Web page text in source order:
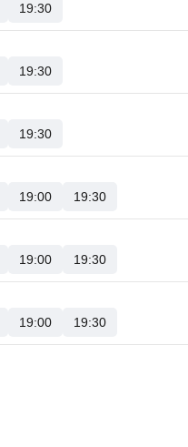
19:30
19:30
19:30
19:00 19:30
19:00 19:30
19:00 19:30